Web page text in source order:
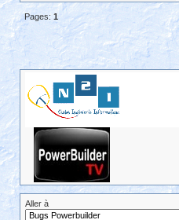
Pages: 1
Aller à